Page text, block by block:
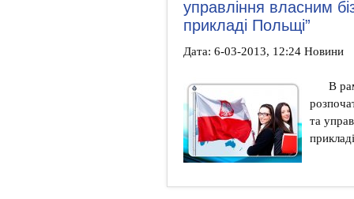
управління власним
прикладі Польщі”
Дата: 6-03-2013, 12:24 Новини
В
та